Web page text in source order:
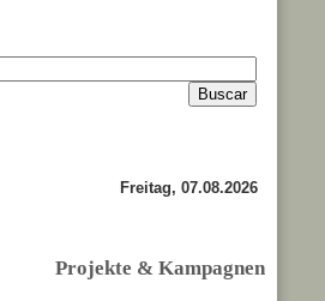
Freitag, 07.08.2026
Projekte & Kampagnen